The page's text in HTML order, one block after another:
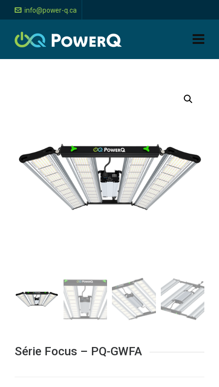
info@power-q.ca
Série Focus – PQ-GWFA